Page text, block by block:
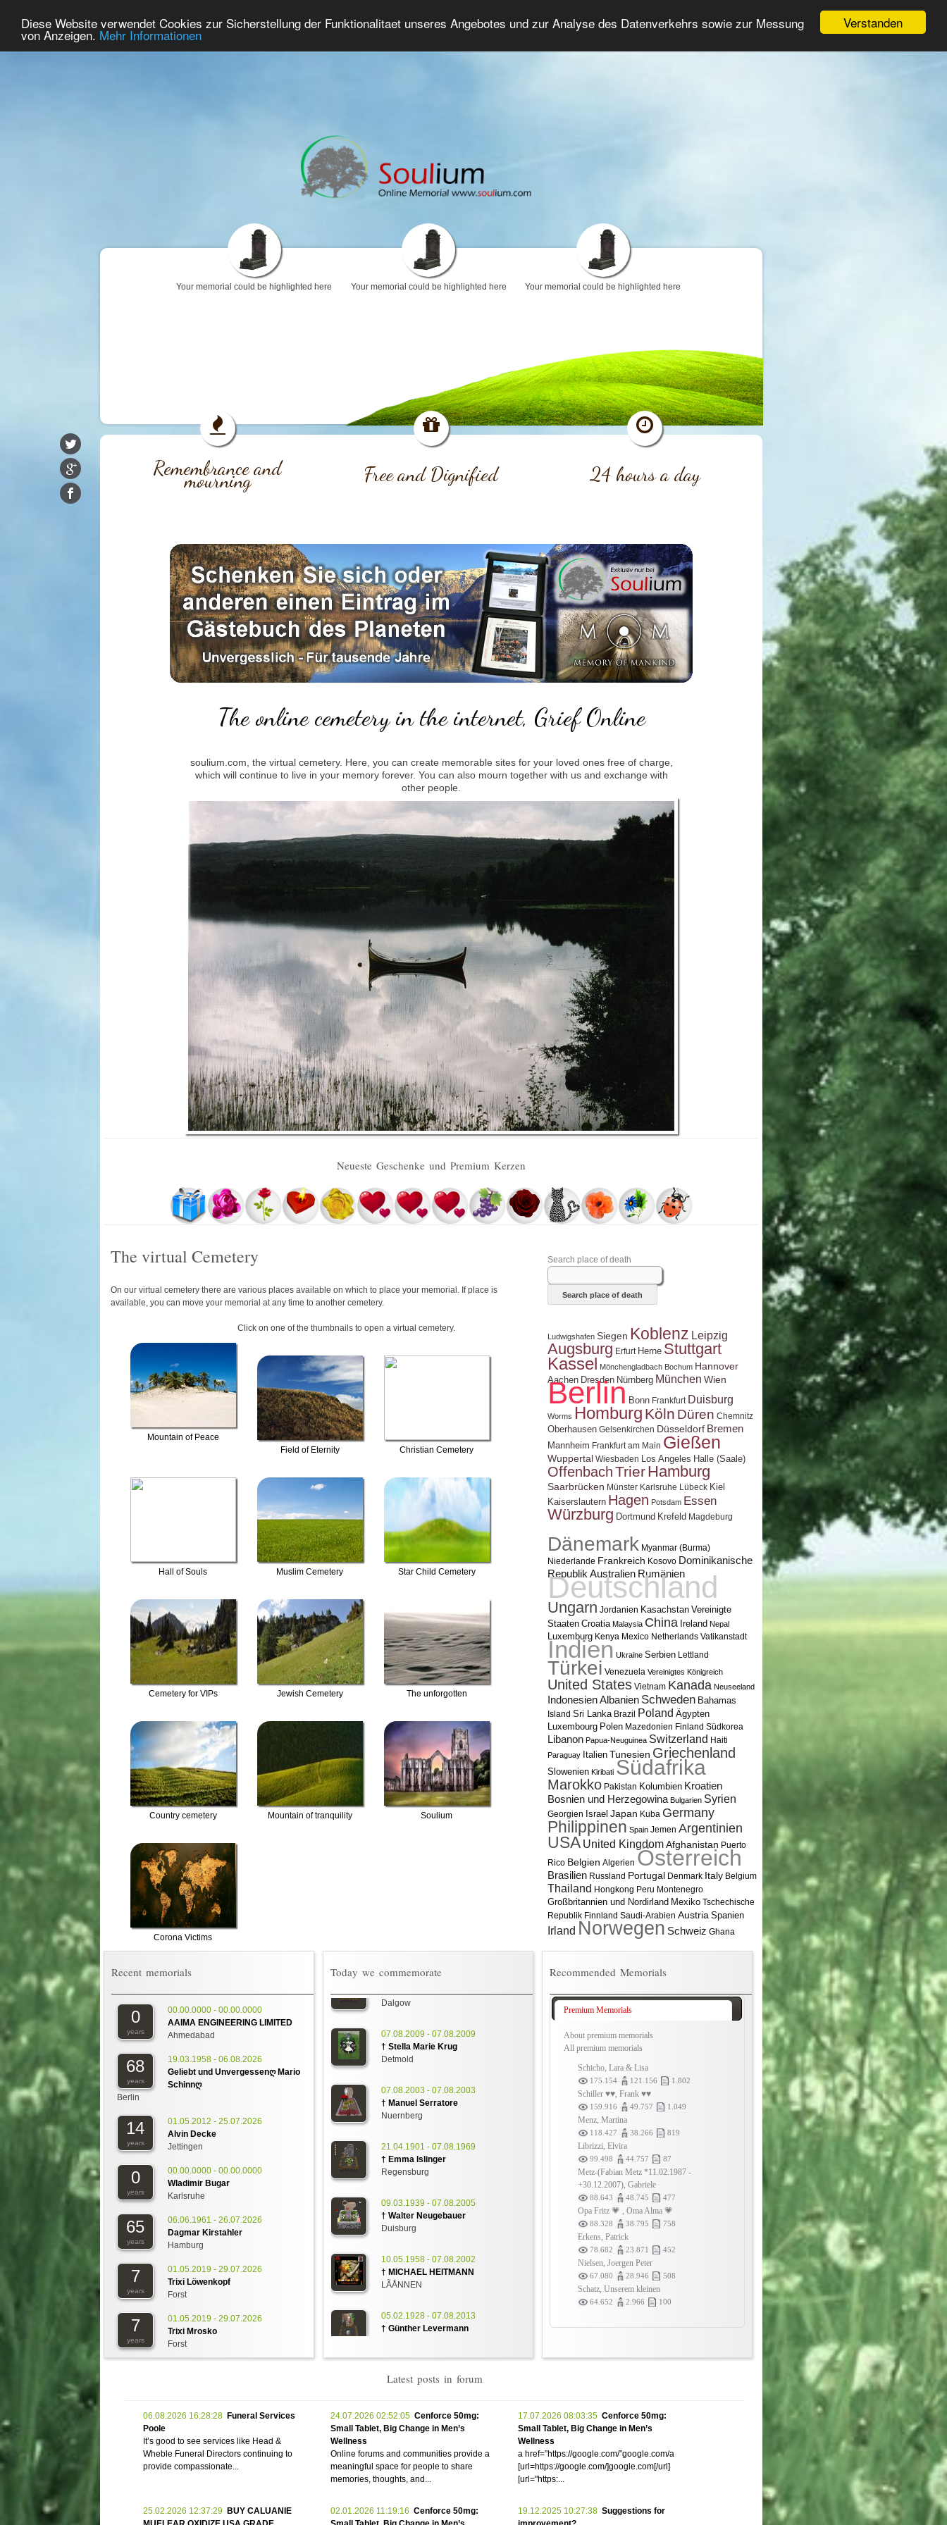
Verstanden
Diese Website verwendet Cookies zur Sicherstellung der Funktionalitaet unseres Angebotes und zur Analyse des Datenverkehrs sowie zur Messung
von Anzeigen. Mehr Informationen
Home Premium Commemorate Grief Forum Advanced Search Login/Register
Your memorial could be highlighted here Your memorial could be highlighted here Your memorial could be highlighted here
Remembrance and
mourning Free and Dignified 24 hours a day
The online cemetery in the internet, Grief Online
soulium.com, the virtual cemetery. Here, you can create memorable sites for your loved ones free of charge,
which will continue to live in your memory forever. You can also mourn together with us and exchange with
other people.
Neueste Geschenke und Premium Kerzen
The virtual Cemetery
On our virtual cemetery there are various places available on which to place your memorial. If place is
available, you can move your memorial at any time to another cemetery.
Click on one of the thumbnails to open a virtual cemetery.
Mountain of Peace
Field of Eternity
Christian Cemetery
Hall of Souls Muslim Cemetery Star Child Cemetery
Cemetery for VIPs Jewish Cemetery The unforgotten
Country cemetery Mountain of tranquility Soulium
Corona Victims
Search place of death
Ludwigshafen Siegen Koblenz Leipzig
Augsburg Erfurt Herne Stuttgart
Kassel Mönchengladbach Bochum Hannover
Aachen Dresden Nürnberg München Wien
Berlin Bonn Frankfurt Duisburg
Worms Homburg Köln Düren Chemnitz
Oberhausen Gelsenkirchen Düsseldorf Bremen
Mannheim Frankfurt am Main Gießen
Wuppertal Wiesbaden Los Angeles Halle (Saale)
OffenbachTrierHamburg
Saarbrücken Münster Karlsruhe Lübeck Kiel
Kaiserslautern Hagen Potsdam Essen
Würzburg Dortmund Krefeld Magdeburg
Dänemark Myanmar (Burma)
Niederlande Frankreich Kosovo Dominikanische
RepublikAustralien Rumänien
Deutschland
Ungarn Jordanien Kasachstan Vereinigte
Staaten Croatia Malaysia China Ireland Nepal
Luxemburg Kenya Mexico Netherlands Vatikanstadt
Indien Ukraine Serbien Lettland
Türkei Venezuela Vereinigtes Königreich
United States Vietnam Kanada Neuseeland
IndonesienAlbanien Schweden Bahamas
Island Sri Lanka Brazil Poland Ägypten
Luxembourg Polen Mazedonien Finland Südkorea
Libanon Papua-Neuguinea Switzerland Haiti
Paraguay Italien Tunesien Griechenland
Slowenien Kiribati Südafrika
Marokko Pakistan Kolumbien Kroatien
Bosnien und Herzegowina Bulgarien Syrien
Georgien Israel Japan Kuba Germany
Philippinen Spain Jemen Argentinien
USA United KingdomAfghanistan Puerto
Rico Belgien Algerien Österreich
Brasilien Russland Portugal Denmark Italy Belgium
Thailand Hongkong Peru Montenegro
Großbritannien und Nordirland Mexiko Tschechische
Republik Finnland Saudi-Arabien Austria Spanien
Irland Norwegen Schweiz Ghana
Recent memorials
0
years
00.00.0000 - 00.00.0000
AAIMA ENGINEERING LIMITED
Ahmedabad
68
years
19.03.1958 - 06.08.2026
Geliebt und Unvergessenღ Mario
Schinnღ
Berlin
14
years
01.05.2012 - 25.07.2026
Alvin Decke
Jettingen
0
years
00.00.0000 - 00.00.0000
Wladimir Bugar
Karlsruhe
65
years
06.06.1961 - 26.07.2026
Dagmar Kirstahler
Hamburg
7
years
01.05.2019 - 29.07.2026
Trixi Löwenkopf
Forst
7
years
01.05.2019 - 29.07.2026
Trixi Mrosko
Forst
Today we commemorate
25.01.1978 - 07.08.2010
Dalgow
07.08.2009 - 07.08.2009
Detmold
07.08.2003 - 07.08.2003
Nuernberg
21.04.1901 - 07.08.1969
Regensburg
09.03.1939 - 07.08.2005
Duisburg
10.05.1958 - 07.08.2002
LÃÅNNEN
05.02.1928 - 07.08.2013
Rendsburg
† Ilona Kurowski
† Maik Necke
Weimar
07.08.1958 - 21.08.2000
∗ Ralph Bergmann
Karlsruhe
07.08.2009 - 05.08.2009
Recommended Memorials
Premium Memorials
About premium memorials
All premium memorials
Schicho, Lara & Lisa
175.154 121.156 1.802
Schiller ♥♥, Frank ♥♥
159.916 49.757 1.049
Menz, Martina
118.427 38.266 819
Librizzi, Elvira
99.498 44.757 87
Metz-(Fabian Metz *11.02.1987 -
+30.12.2007), Gabriele
88.643 48.745 477
Opa Fritz 💗 , Oma Alma 💗
88.328 38.795 758
Erkens, Patrick
78.682 23.871 452
Nielsen, Joergen Peter
67.080 28.946 508
Schatz, Unserem kleinen
64.652 2.966 100
Latest posts in forum
06.08.2026 16:28:28 Funeral Services
Poole
It’s good to see services like Head &
Wheble Funeral Directors continuing to
provide compassionate...
24.07.2026 02:52:05 Cenforce 50mg:
Small Tablet, Big Change in Men’s
Wellness
Online forums and communities provide a
meaningful space for people to share
memories, thoughts, and...
17.07.2026 08:03:35 Cenforce 50mg:
Small Tablet, Big Change in Men’s
Wellness
a href=”https://google.com/”google.com/a
[url=https://google.com/]google.com[/url]
[url="https:...
25.02.2026 12:37:29
BUY CALUANIE
02.01.2026 11:19:16 Cenforce 50mg:
19.12.2025 10:27:38 Suggestions for